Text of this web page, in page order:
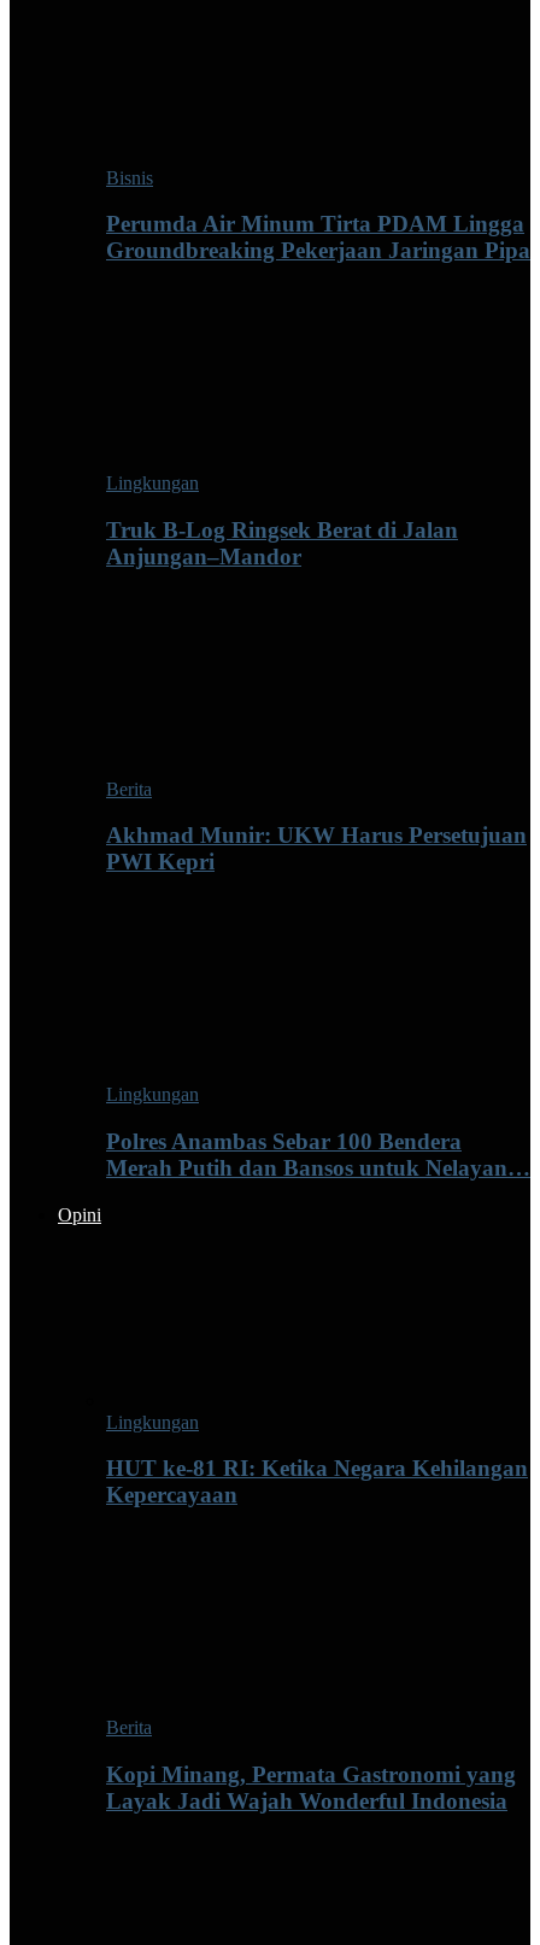
Bisnis
Perumda Air Minum Tirta PDAM Lingga
Groundbreaking Pekerjaan Jaringan Pipa
Lingkungan
Truk B-Log Ringsek Berat di Jalan
Anjungan–Mandor
Berita
Akhmad Munir: UKW Harus Persetujuan
PWI Kepri
Lingkungan
Polres Anambas Sebar 100 Bendera
Merah Putih dan Bansos untuk Nelayan…
Opini
Lingkungan
HUT ke-81 RI: Ketika Negara Kehilangan
Kepercayaan
Berita
Kopi Minang, Permata Gastronomi yang
Layak Jadi Wajah Wonderful Indonesia